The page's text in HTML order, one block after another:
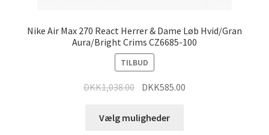
Nike Air Max 270 React Herrer & Dame Løb Hvid/Gran
Aura/Bright Crims CZ6685-100
TILBUD
DKK1,038.00 DKK585.00
Vælg muligheder